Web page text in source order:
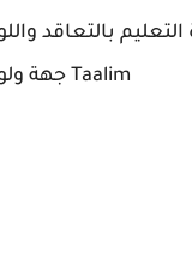
Taalim جهة ولوائح الانتظار ونتائج الناجحين في الاختبارات الشفوية